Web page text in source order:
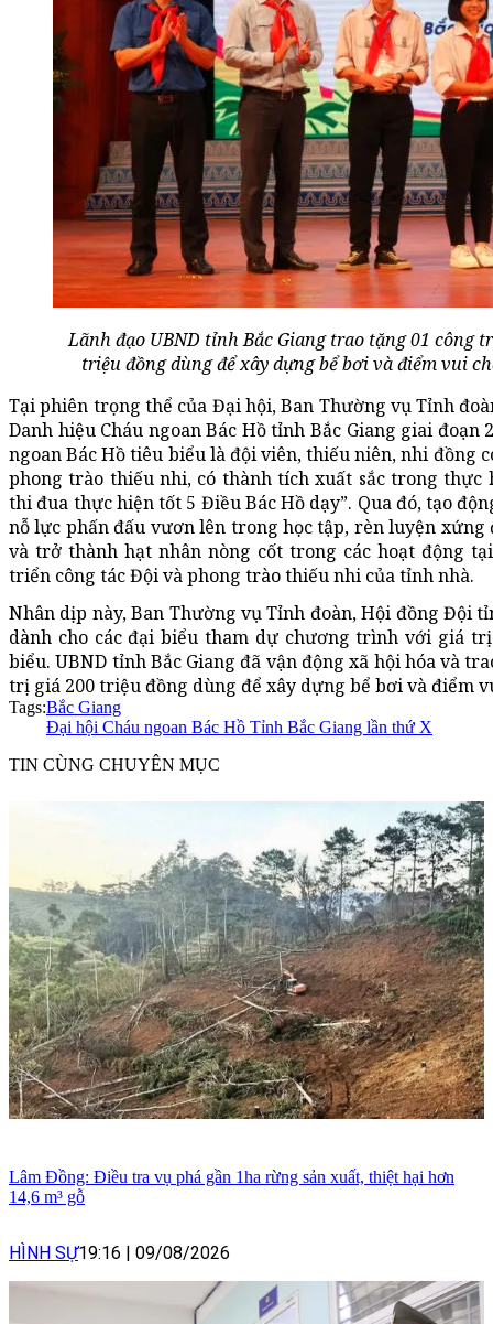
Lãnh đạo UBND tỉnh Bắc Giang trao tặng 01 công
triệu đồng dùng để xây dựng bể bơi và điểm vui
Tại phiên trọng thể của Đại hội, Ban Thường vụ Tỉnh
Danh hiệu Cháu ngoan Bác Hồ tỉnh Bắc Giang giai đoạn
ngoan Bác Hồ tiêu biểu là đội viên, thiếu niên, nhi đồng
phong trào thiếu nhi, có thành tích xuất sắc trong thực
thi đua thực hiện tốt 5 Điều Bác Hồ dạy”. Qua đó, tạo
nỗ lực phấn đấu vươn lên trong học tập, rèn luyện xứng
và trở thành hạt nhân nòng cốt trong các hoạt động
triển công tác Đội và phong trào thiếu nhi của tỉnh nhà.
Nhân dịp này, Ban Thường vụ Tỉnh đoàn, Hội đồng Đội
dành cho các đại biểu tham dự chương trình với giá
biểu. UBND tỉnh Bắc Giang đã vận động xã hội hóa và
trị giá 200 triệu đồng dùng để xây dựng bể bơi và điểm
Tags:Bắc Giang
Đại hội Cháu ngoan Bác Hồ Tỉnh Bắc Giang lần thứ X
TIN CÙNG CHUYÊN MỤC
Lâm Đồng: Điều tra vụ phá gần 1ha rừng sản xuất, thiệt hại hơn
14,6 m³ gỗ
HÌNH SỰ19:16 09/08/2026